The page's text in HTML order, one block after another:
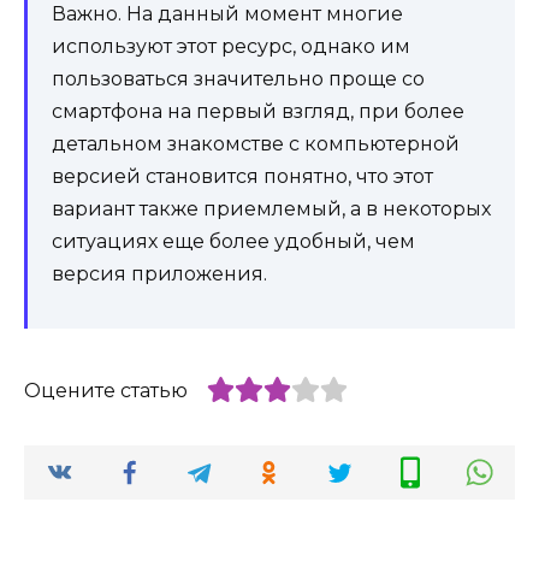
Важно. На данный момент многие
используют этот ресурс, однако им
пользоваться значительно проще со
смартфона на первый взгляд, при более
детальном знакомстве с компьютерной
версией становится понятно, что этот
вариант также приемлемый, а в некоторых
ситуациях еще более удобный, чем
версия приложения.
Оцените статью